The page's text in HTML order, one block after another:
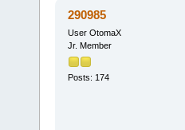
290985
User OtomaX
Jr. Member
Posts: 174